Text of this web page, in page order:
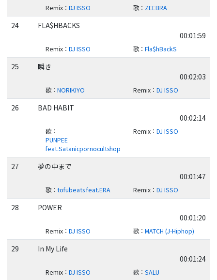
Remix： DJ ISSO 歌： ZEEBRA
24
FLA$HBACKS
00:01:59
Remix： DJ ISSO 歌： Fla$hBackS
25
瞬き
00:02:03
歌： NORIKIYO Remix： DJ ISSO
26
BAD HABIT
00:02:14
歌：
PUNPEE
feat.Satanicpornocultshop
Remix： DJ ISSO
27
夢の中まで
00:01:47
歌： tofubeats feat.ERA Remix： DJ ISSO
28
POWER
00:01:20
Remix： DJ ISSO 歌： MATCH (J-Hiphop)
29
In My Life
00:01:24
Remix： DJ ISSO 歌： SALU